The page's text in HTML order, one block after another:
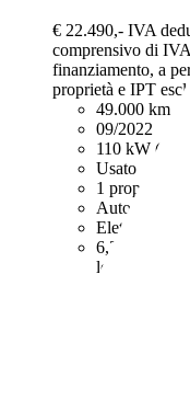
€ 22.490,- IVA
comprensivo di
finanziamento, a
proprietà e IPT
49.000 km
09/2022
110 kW (150
Usato
1 proprietario
Automatico
Elettrica/
6,2 l/100 km
le auto
auto nuove,
indicare i
rivenditore
emissioni
Anche stile